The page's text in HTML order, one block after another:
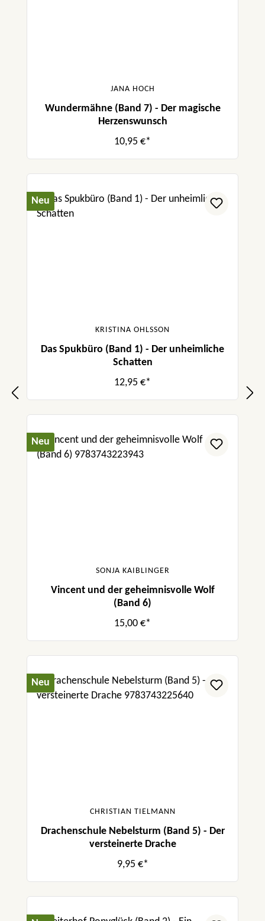
JANA HOCH
Wundermähne (Band 7) - Der magische
Herzenswunsch
10,95 €*
Neu
KRISTINA OHLSSON
Das Spukbüro (Band 1) - Der unheimliche
Schatten
12,95 €*
Neu
SONJA KAIBLINGER
Vincent und der geheimnisvolle Wolf
(Band 6)
15,00 €*
Neu
CHRISTIAN TIELMANN
Drachenschule Nebelsturm (Band 5) - Der
versteinerte Drache
9,95 €*